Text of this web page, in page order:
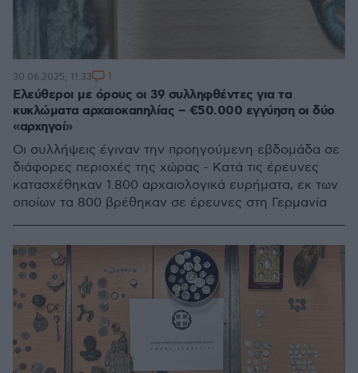
Ελεύθεροι με όρους οι 39 συλληφθέντες για τα
κυκλώματα αρχαιοκαπηλίας – €50.000 εγγύηση οι δύο
«αρχηγοί»
Οι συλλήψεις έγιναν την προηγούμενη εβδομάδα σε
διάφορες περιοχές της χώρας - Κατά τις έρευνες
κατασχέθηκαν 1.800 αρχαιολογικά ευρήματα, εκ των
οποίων τα 800 βρέθηκαν σε έρευνες στη Γερμανία
30.06.2025, 11:33 1